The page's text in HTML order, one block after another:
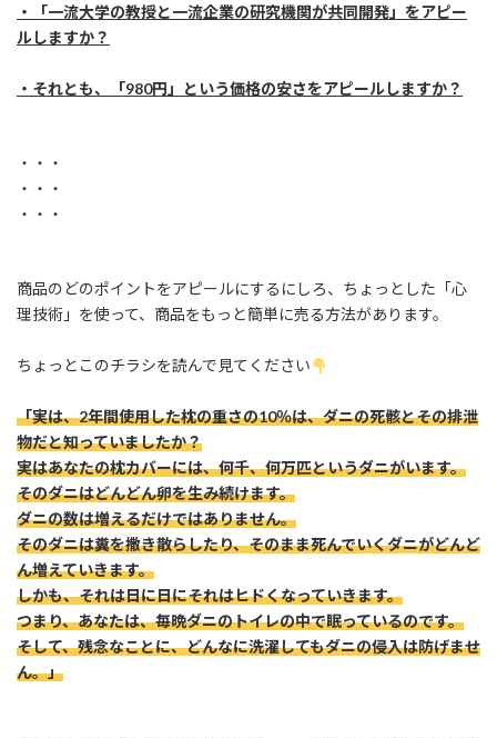
・「一流大学の教授と一流企業の研究機関が共同開発」をアピー
ルしますか？
・それとも、「980円」という価格の安さをアピールしますか？
・・・
・・・
・・・
商品のどのポイントをアピールにするにしろ、ちょっとした「心
理技術」を使って、商品をもっと簡単に売る方法があります。
ちょっとこのチラシを読んで見てください
「実は、2年間使用した枕の重さの10％は、ダニの死骸とその排泄
物だと知っていましたか？
実はあなたの枕カバーには、何千、何万匹というダニがいます。
そのダニはどんどん卵を生み続けます。
ダニの数は増えるだけではありません。
そのダニは糞を撒き散らしたり、そのまま死んでいくダニがどんど
ん増えていきます。
しかも、それは日に日にそれはヒドくなっていきます。
つまり、あなたは、毎晩ダニのトイレの中で眠っているのです。
そして、残念なことに、どんなに洗濯してもダニの侵入は防げませ
ん。」